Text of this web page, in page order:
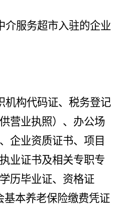
介服务超市入驻的企业
机构代码证、税务登记
营业执照）、办公场
企业资质证书、项目
业证书及相关专职专
历毕业证、资格证
基本养老保险缴费凭证